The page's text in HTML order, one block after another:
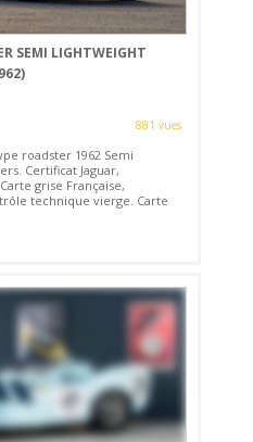
SEMI LIGHTWEIGHT
881 vues
roadster 1962 Semi
Certificat Jaguar,
grise Française,
technique vierge. Carte